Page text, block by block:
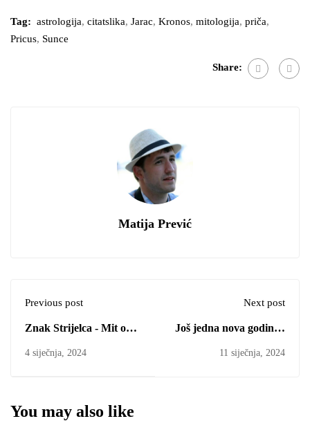
Tag: astrologija, citatslika, Jarac, Kronos, mitologija, priča,
Pricus, Sunce
Share:
Matija Prević
Previous post
Znak Strijelca - Mit o
4 siječnja, 2024
Next post
Još jedna nova godina i
11 siječnja, 2024
You may also like